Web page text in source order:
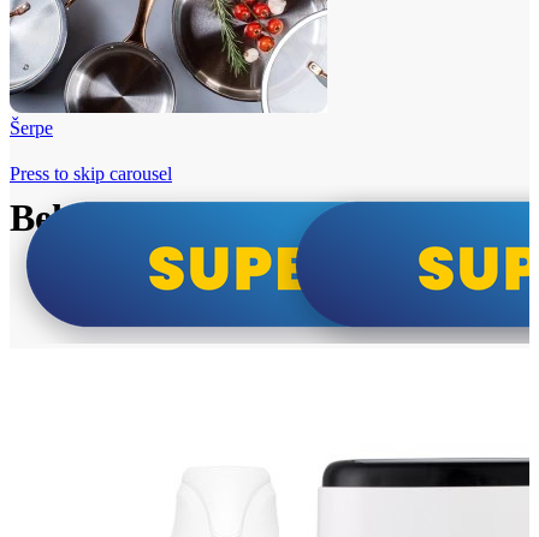
Šerpe
Beko i Tesla super cene
Press to skip carousel